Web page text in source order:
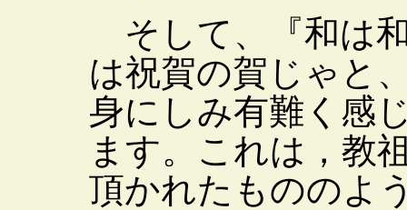
そして、『和は
は祝賀の賀じゃと
身にしみ有難く感
ます。これは，教
頂かれたもののよ